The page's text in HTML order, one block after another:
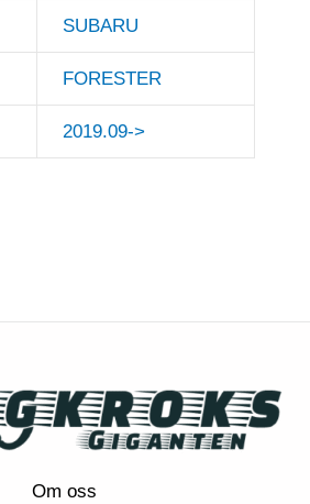
SUBARU
FORESTER
2019.09->
Om oss